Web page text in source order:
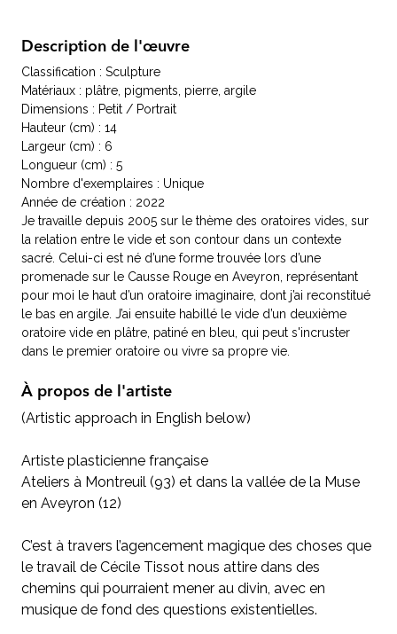
Description de l'œuvre
Classification : Sculpture
Matériaux : plâtre, pigments, pierre, argile
Dimensions : Petit / Portrait
Hauteur (cm) : 14
Largeur (cm) : 6
Longueur (cm) : 5
Nombre d'exemplaires : Unique
Année de création : 2022
Je travaille depuis 2005 sur le thème des oratoires vides, sur
la relation entre le vide et son contour dans un contexte
sacré. Celui-ci est né d’une forme trouvée lors d’une
promenade sur le Causse Rouge en Aveyron, représentant
pour moi le haut d’un oratoire imaginaire, dont j’ai reconstitué
le bas en argile. J’ai ensuite habillé le vide d’un deuxième
oratoire vide en plâtre, patiné en bleu, qui peut s'incruster
dans le premier oratoire ou vivre sa propre vie.
À propos de l'artiste
(Artistic approach in English below)
Artiste plasticienne française
Ateliers à Montreuil (93) et dans la vallée de la Muse
en Aveyron (12)
C’est à travers l’agencement magique des choses que
le travail de Cécile Tissot nous attire dans des
chemins qui pourraient mener au divin, avec en
musique de fond des questions existentielles.